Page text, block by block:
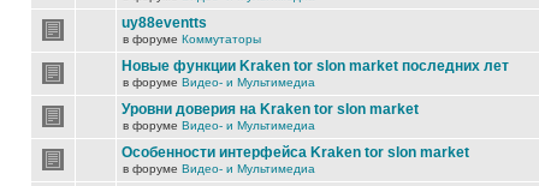
uy88eventts
в форуме Коммутаторы
Новые функции Kraken tor slon market последних лет
в форуме Видео- и Мультимедиа
Уровни доверия на Kraken tor slon market
в форуме Видео- и Мультимедиа
Особенности интерфейса Kraken tor slon market
в форуме Видео- и Мультимедиа